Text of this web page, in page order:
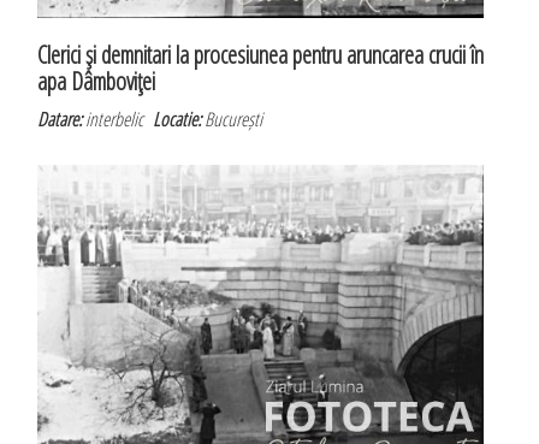
Clerici şi demnitari la procesiunea pentru aruncarea crucii în
apa Dâmboviţei
Datare:interbelicLocatie:București